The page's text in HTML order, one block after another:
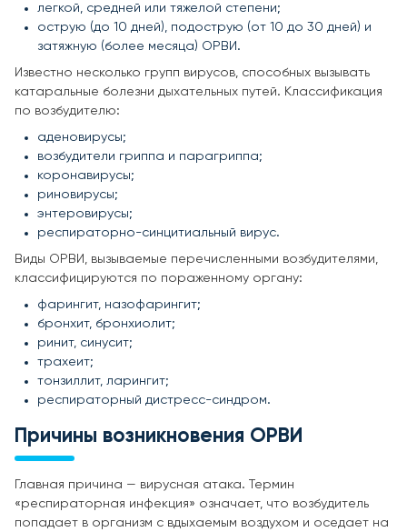
легкой, средней или тяжелой степени;
острую (до 10 дней), подострую (от 10 до 30 дней) и
затяжную (более месяца) ОРВИ.
Известно несколько групп вирусов, способных вызывать
катаральные болезни дыхательных путей. Классификация
по возбудителю:
аденовирусы;
возбудители гриппа и парагриппа;
коронавирусы;
риновирусы;
энтеровирусы;
респираторно-синцитиальный вирус.
Виды ОРВИ, вызываемые перечисленными возбудителями,
классифицируются по пораженному органу:
фарингит, назофарингит;
бронхит, бронхиолит;
ринит, синусит;
трахеит;
тонзиллит, ларингит;
респираторный дистресс-синдром.
Причины возникновения ОРВИ
Главная причина — вирусная атака. Термин
«респираторная инфекция» означает, что возбудитель
попадает в организм с вдыхаемым воздухом и оседает на